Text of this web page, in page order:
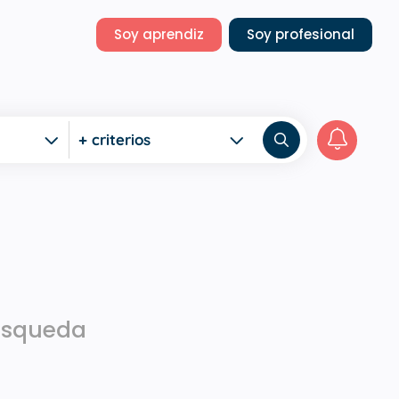
Soy aprendiz Soy profesional
+ criterios